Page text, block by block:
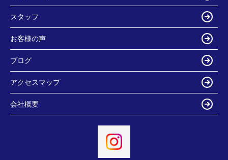
スタッフ
お客様の声
ブログ
アクセスマップ
会社概要